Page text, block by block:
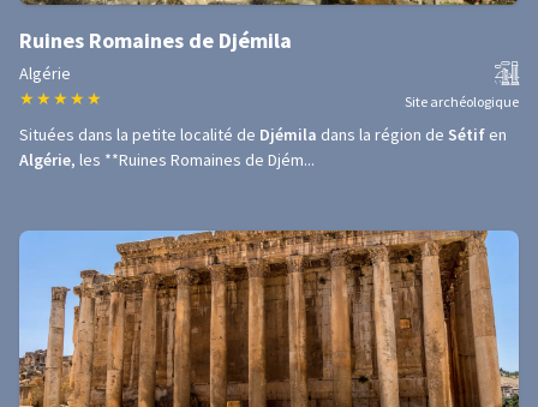
Ruines Romaines de Djémila
Algérie
★ ★ ★ ★ ★ Site archéologique
Situées dans la petite localité de Djémila dans la région de Sétif en
Algérie, les **Ruines Romaines de Djém...